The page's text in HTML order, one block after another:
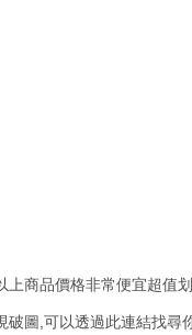
上商品價格非常便宜超值
破圖,可以透過此連結找尋